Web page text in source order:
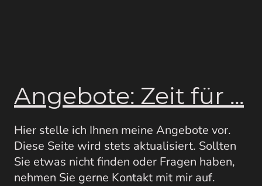
Angebote: Zeit für ...
Hier stelle ich Ihnen meine Angebote vor.
Diese Seite wird stets aktualisiert. Sollten
Sie etwas nicht finden oder Fragen haben,
nehmen Sie gerne Kontakt mit mir auf.